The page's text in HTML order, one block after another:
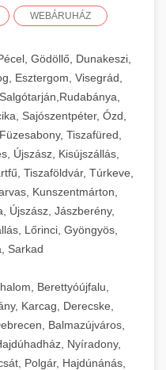
WEBÁRUHÁZ
Gödöllő, Dunakeszi,
Esztergom, Visegrád,
Sajószentpéter, Ózd,
Tiszafüred,
Újszász, Kisújszállás,
Tiszaföldvár, Túrkeve,
Kunszentmárton,
Újszász, Jászberény,
Lőrinci, Gyöngyös,
Sarkad
Berettyóújfalu,
Karcag, Derecske,
Balmazújváros,
Nyíradony,
Polgár, Hajdúnánás,